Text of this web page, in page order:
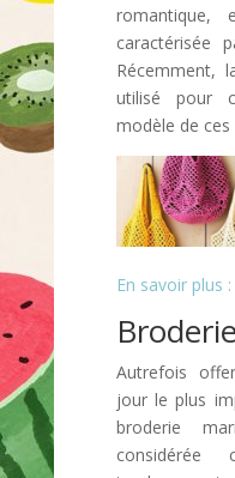
romantique,
caractérisée
Récemment,
utilisé pour
modèle de ces
En savoir plus
Autrefois
jour le plus
broderie
considérée